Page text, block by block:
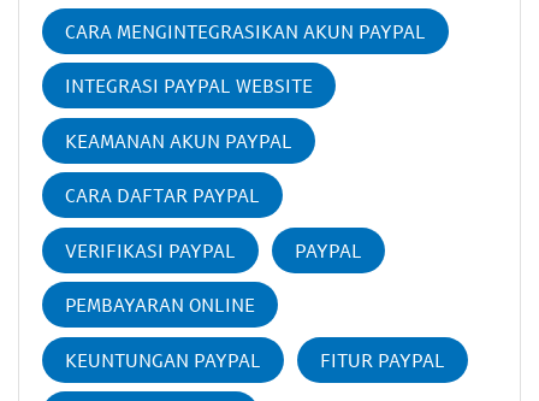
CARA MENGINTEGRASIKAN AKUN PAYPAL
INTEGRASI PAYPAL WEBSITE
KEAMANAN AKUN PAYPAL
CARA DAFTAR PAYPAL
VERIFIKASI PAYPAL PAYPAL
PEMBAYARAN ONLINE
KEUNTUNGAN PAYPAL FITUR PAYPAL